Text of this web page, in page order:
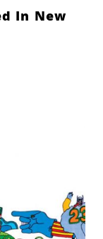
In New